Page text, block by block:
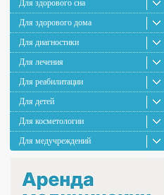
Для здорового сна
Для здорового дома
Для диагностики
Для лечения
Для реабилитации
Для детей
Для косметологии
Для медучреждений